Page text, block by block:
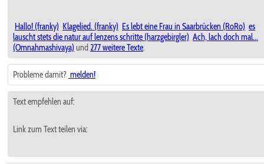
Hallo! (franky) Klagelied. (franky) Es lebt eine Frau in Saarbrücken (RoRo) es
lauscht stets die natur auf lenzens schritte (harzgebirgler) Ach, lach doch mal...
(Omnahmashivaya) und 277 weitere Texte.
Probleme damit? melden!
Text empfehlen auf:
Link zum Text teilen via: